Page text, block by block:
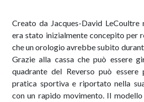
Creato da Jacques-David LeCoultre
era stato inizialmente concepito per
che un orologio avrebbe subito
Grazie alla cassa che può essere
quadrante del Reverso può
pratica sportiva e riportato nella
con un rapido movimento. Il